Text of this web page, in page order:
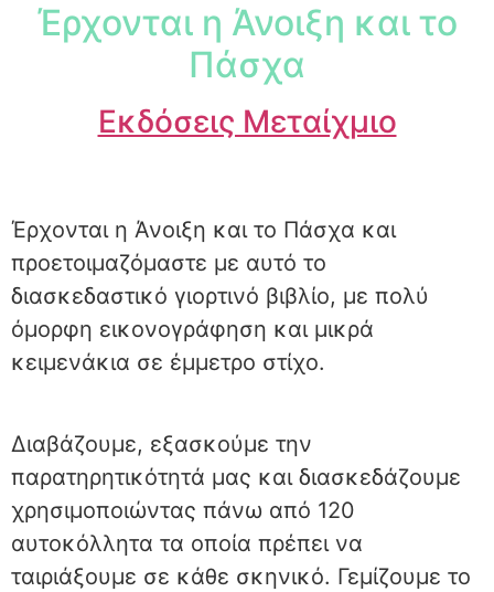
Έρχονται η Άνοιξη και το
Πάσχα
Εκδόσεις Μεταίχμιο
Έρχονται η Άνοιξη και το Πάσχα και
προετοιμαζόμαστε με αυτό το
διασκεδαστικό γιορτινό βιβλίο, με πολύ
όμορφη εικονογράφηση και μικρά
κειμενάκια σε έμμετρο στίχο.
Διαβάζουμε, εξασκούμε την
παρατηρητικότητά μας και διασκεδάζουμε
χρησιμοποιώντας πάνω από 120
αυτοκόλλητα τα οποία πρέπει να
ταιριάξουμε σε κάθε σκηνικό. Γεμίζουμε το